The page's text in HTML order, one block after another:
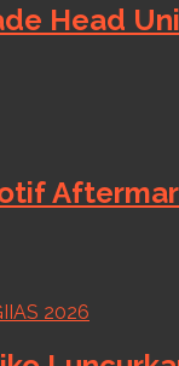
Head